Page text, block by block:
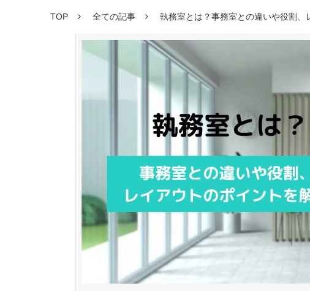
TOP 全ての記事 執務室とは？事務室との違いや役割、